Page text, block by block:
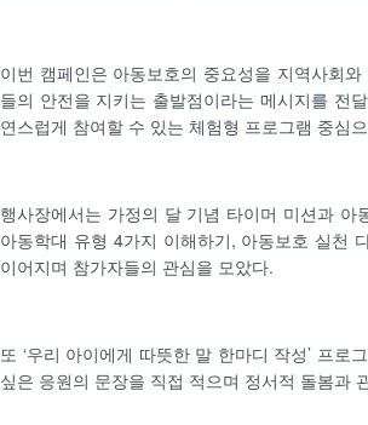
이번 캠페인은 아동보호의 중요성을 지역사회
들의 안전을 지키는 출발점이라는 메시지를 전
연스럽게 참여할 수 있는 체험형 프로그램 중심
행사장에서는 가정의 달 기념 타이머 미션과
아동학대 유형 4가지 이해하기, 아동보호 실천
이어지며 참가자들의 관심을 모았다.
또 ‘우리 아이에게 따뜻한 말 한마디 작성’ 프
싶은 응원의 문장을 직접 적으며 정서적 돌봄과